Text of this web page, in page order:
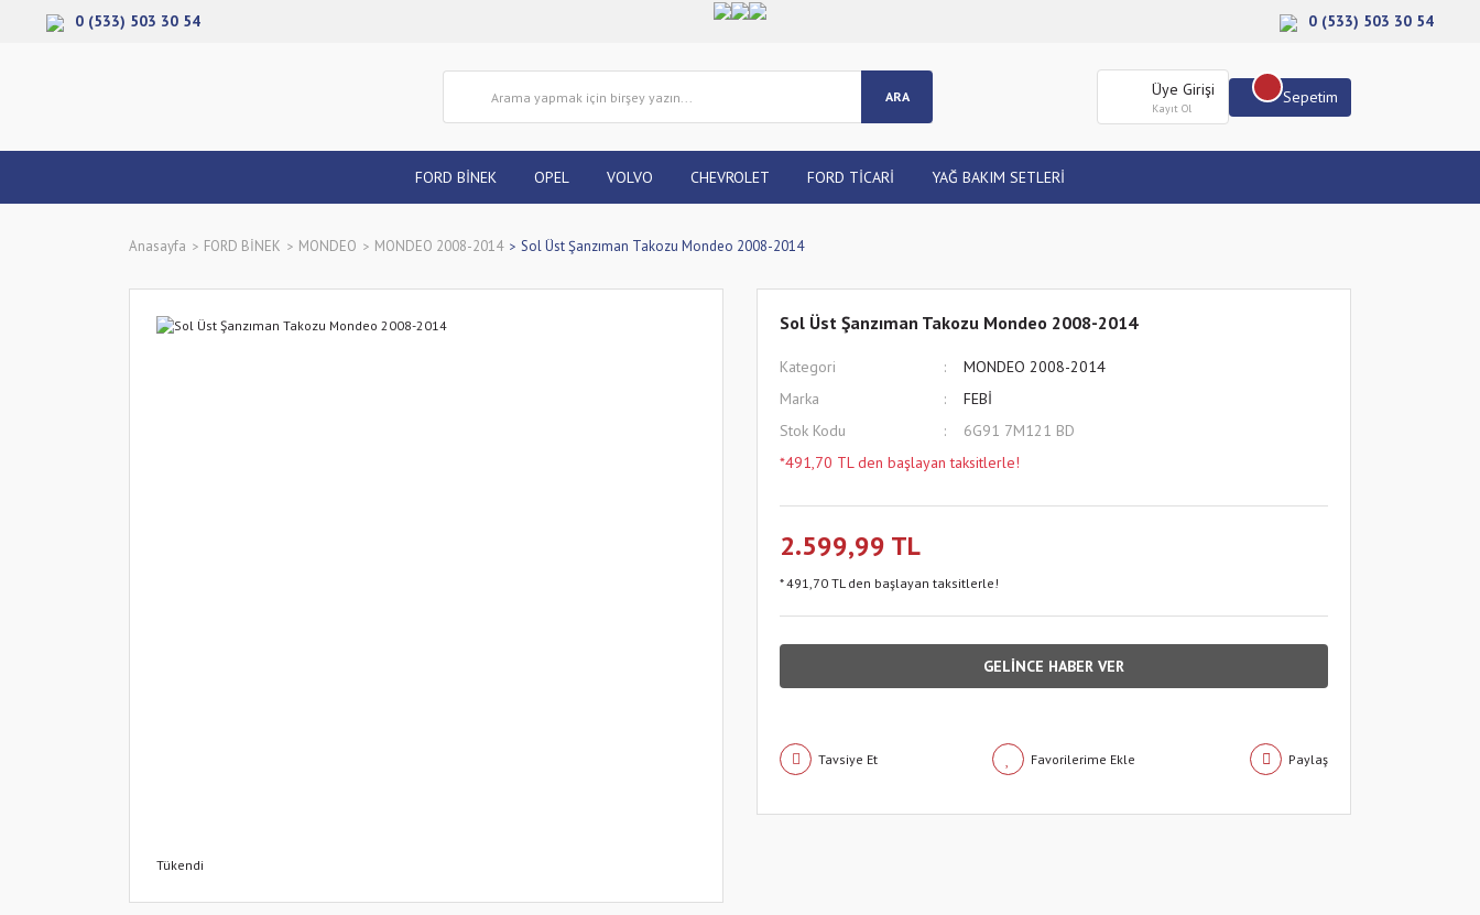
0 (533) 503 30 54 0 (533) 503 30 54
ARA Üye Girişi
Kayıt Ol
Sepetim
FORD BİNEK OPEL VOLVO CHEVROLET FORD TİCARİ YAĞ BAKIM SETLERİ
Anasayfa FORD BİNEK MONDEO MONDEO 2008-2014 Sol Üst Şanzıman Takozu Mondeo 2008-2014
Tükendi
Sol Üst Şanzıman Takozu Mondeo 2008-2014
Kategori
MONDEO 2008-2014
Marka
FEBİ
Stok Kodu
6G91 7M121 BD
*491,70 TL den başlayan taksitlerle!
2.599,99 TL
* 491,70 TL den başlayan taksitlerle!
GELİNCE HABER VER
Tavsiye Et Paylaş